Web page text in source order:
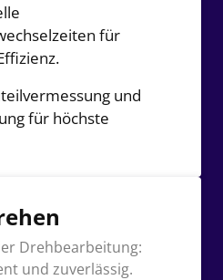
für
und
für höchste
Drehbearbeitung:
und zuverlässig.